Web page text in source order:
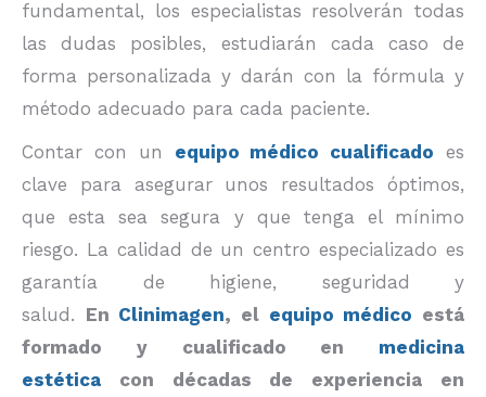
fundamental, los especialistas resolverán todas
las dudas posibles, estudiarán cada caso de
forma personalizada y darán con la fórmula y
método adecuado para cada paciente.
Contar con un equipo médico cualificado es
clave para asegurar unos resultados óptimos,
que esta sea segura y que tenga el mínimo
riesgo. La calidad de un centro especializado es
garantía de higiene, seguridad y
salud. En Clinimagen, el equipo médico está
formado y cualificado en medicina
estética con décadas de experiencia en